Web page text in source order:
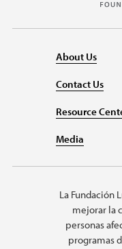
About Us
Contact Us
Resource
Media
La Fundación
mejorar la
personas
programas